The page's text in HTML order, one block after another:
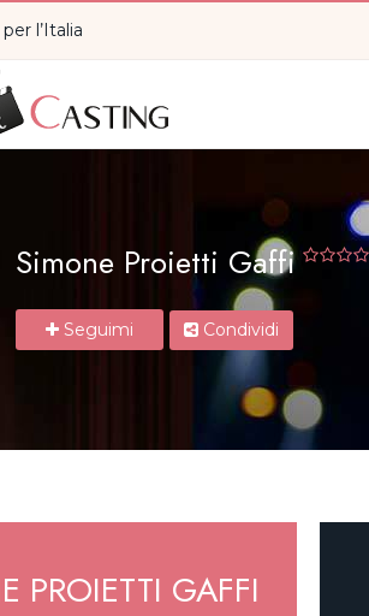
l’Italia
Simone Proietti Gaffi
Seguimi Condividi
PROIETTI GAFFI